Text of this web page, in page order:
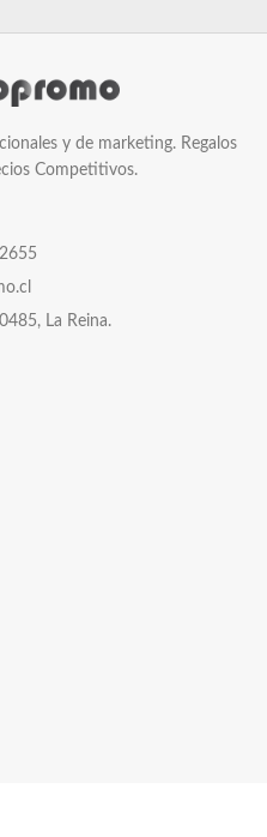
y de marketing. Regalos
Competitivos.
La Reina.